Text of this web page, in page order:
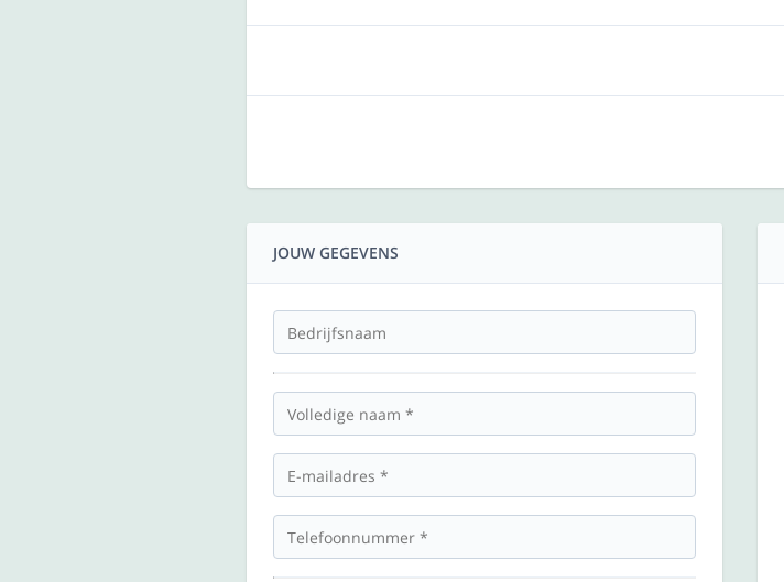
JOUW GEGEVENS